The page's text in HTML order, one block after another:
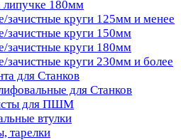
липучке 180мм
зачистные круги 125мм и менее
зачистные круги 150мм
зачистные круги 180мм
зачистные круги 230мм и более
для Станков
для Станков
для ПШМ
втулки
тарелки